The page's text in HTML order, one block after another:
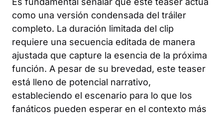
como una versión condensada del tráiler
completo. La duración limitada del clip
requiere una secuencia editada de manera
ajustada que capture la esencia de la próxima
función. A pesar de su brevedad, este teaser
está lleno de potencial narrativo,
estableciendo el escenario para lo que los
fanáticos pueden esperar en el contexto más